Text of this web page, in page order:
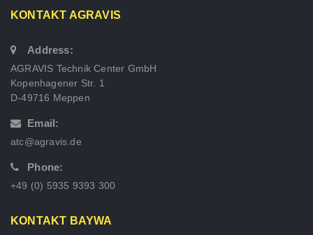
KONTAKT AGRAVIS
Address:
AGRAVIS Technik Center GmbH
Kopenhagener Str. 1
D-49716 Meppen
Email:
atc@agravis.de
Phone:
+49 (0) 5935 9393 300
KONTAKT BAYWA